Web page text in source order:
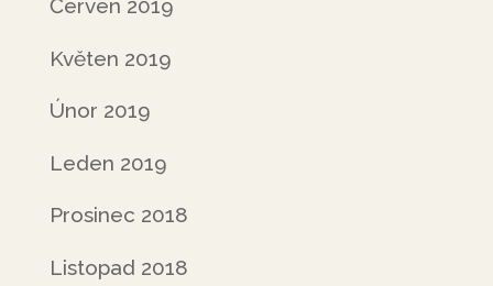
Červen 2019
Květen 2019
Únor 2019
Leden 2019
Prosinec 2018
Listopad 2018